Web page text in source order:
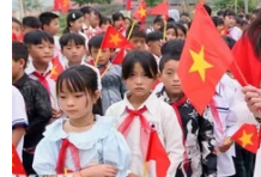
Đạt/
Sáng 27/2, Ủy ban
tỉnh Cao Bằng và
dân huyện Đại Tân
Quốc) phối hợp tổ